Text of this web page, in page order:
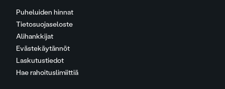
Puheluiden hinnat
Tietosuojaseloste
Alihankkijat
Evästekäytännöt
Laskutustiedot
Hae rahoituslimiittiä